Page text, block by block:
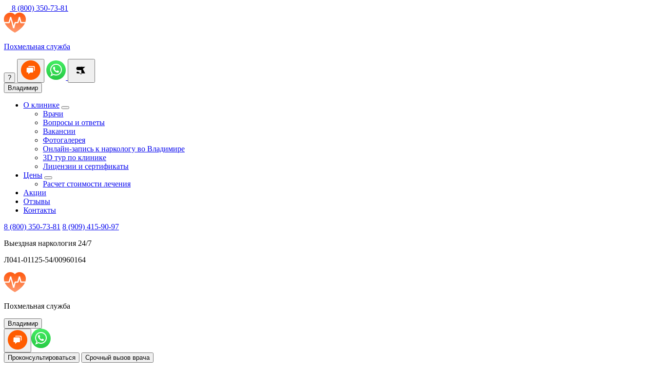
8 (800) 350-73-81
Похмельная служба
?
Владимир
О клинике
Врачи
Вопросы и ответы
Вакансии
Фотогалерея
Онлайн-запись к наркологу во Владимире
3D тур по клинике
Лицензии и сертификаты
Цены
Расчет стоимости лечения
Акции
Отзывы
Контакты
8 (800) 350-73-81 8 (909) 415-90-97
Выездная наркология 24/7
Л041-01125-54/00960164
Похмельная служба
Владимир
Проконсультироваться Срочный вызов врача